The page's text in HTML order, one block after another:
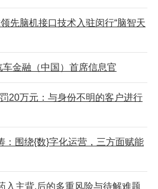
先脑机接口技术入驻闵行“脑智天
车金融（中国）首席信息官
20万元：与身份不明的客户进行
：围绕{数}字化运营，三方面赋能
入主背,后的多重风险与待解难题